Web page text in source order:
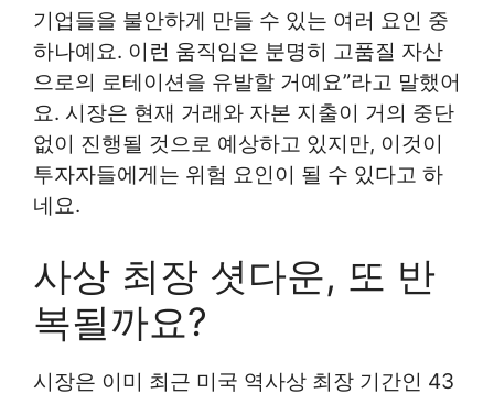
기업들을 불안하게 만들 수 있는 여러 요인 중
하나예요. 이런 움직임은 분명히 고품질 자산
으로의 로테이션을 유발할 거예요”라고 말했어
요. 시장은 현재 거래와 자본 지출이 거의 중단
없이 진행될 것으로 예상하고 있지만, 이것이
투자자들에게는 위험 요인이 될 수 있다고 하
네요.
사상 최장 셧다운, 또 반
복될까요?
시장은 이미 최근 미국 역사상 최장 기간인 43